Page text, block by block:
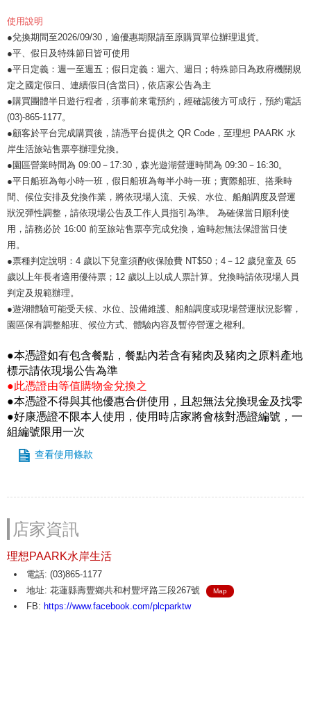
使用說明
●兌換期間至2026/09/30，逾優惠期限請至原購買單位辦理退貨。
●平、假日及特殊節日皆可使用
●平日定義：週一至週五；假日定義：週六、週日；特殊節日為政府機關規
定之國定假日、連續假日(含當日)，依店家公告為主
●購買團體半日遊行程者，須事前來電預約，經確認後方可成行，預約電話
(03)-865-1177。
●顧客於平台完成購買後，請憑平台提供之 QR Code，至理想 PAARK 水
岸生活旅站售票亭辦理兌換。
●園區營業時間為 09:00－17:30，森光遊湖營運時間為 09:30－16:30。
●平日船班為每小時一班，假日船班為每半小時一班；實際船班、搭乘時
間、候位安排及兌換作業，將依現場人流、天候、水位、船舶調度及營運
狀況彈性調整，請依現場公告及工作人員指引為準。 為確保當日順利使
用，請務必於 16:00 前至旅站售票亭完成兌換，逾時恕無法保證當日使
用。
●票種判定說明：4 歲以下兒童須酌收保險費 NT$50；4－12 歲兒童及 65
歲以上年長者適用優待票；12 歲以上以成人票計算。兌換時請依現場人員
判定及規範辦理。
●遊湖體驗可能受天候、水位、設備維護、船舶調度或現場營運狀況影響，
園區保有調整船班、候位方式、體驗內容及暫停營運之權利。
●本憑證如有包含餐點，餐點內若含有豬肉及豬肉之原料產地
標示請依現場公告為準
●此憑證由等值購物金兌換之
●本憑證不得與其他優惠合併使用，且恕無法兌換現金及找零
●好康憑證不限本人使用，使用時店家將會核對憑證編號，一
組編號限用一次
查看使用條款
店家資訊
理想PAARK水岸生活
電話: (03)865-1177
地址: 花蓮縣壽豐鄉共和村豐坪路三段267號
Map
FB: https://www.facebook.com/plcparktw